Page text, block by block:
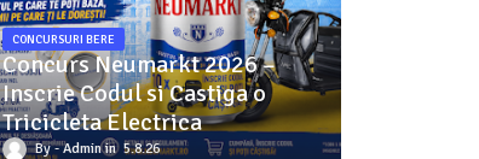
CONCURSURI BERE
Concurs Neumarkt 2026 –
Inscrie Codul si Castiga o
Tricicleta Electrica
Admin 5.8.26